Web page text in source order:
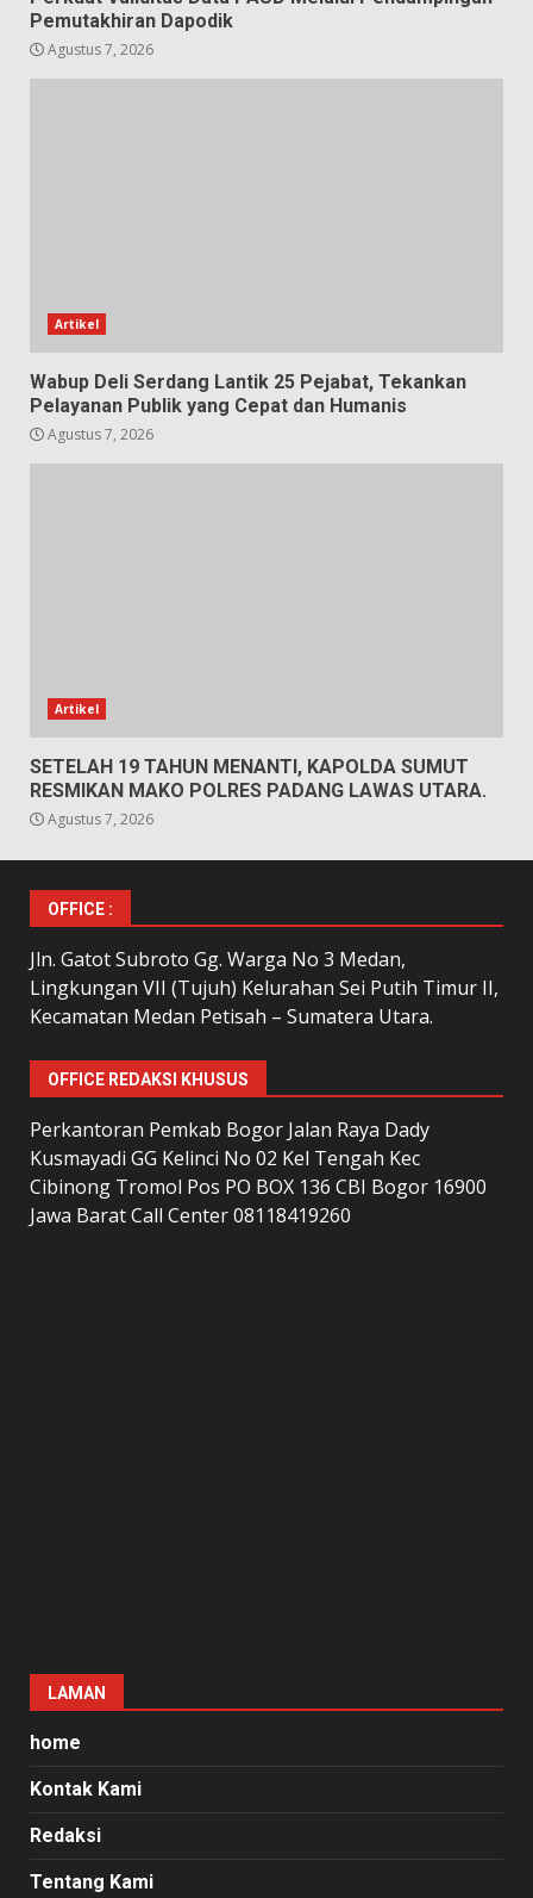
Pemutakhiran Dapodik
Agustus 7, 2026
Artikel
Wabup Deli Serdang Lantik 25 Pejabat, Tekankan
Pelayanan Publik yang Cepat dan Humanis
Agustus 7, 2026
Artikel
SETELAH 19 TAHUN MENANTI, KAPOLDA SUMUT
RESMIKAN MAKO POLRES PADANG LAWAS UTARA.
Agustus 7, 2026
OFFICE :
Jln. Gatot Subroto Gg. Warga No 3 Medan,
Lingkungan VII (Tujuh) Kelurahan Sei Putih Timur II,
Kecamatan Medan Petisah – Sumatera Utara.
OFFICE REDAKSI KHUSUS
Perkantoran Pemkab Bogor Jalan Raya Dady
Kusmayadi GG Kelinci No 02 Kel Tengah Kec
Cibinong Tromol Pos PO BOX 136 CBI Bogor 16900
Jawa Barat Call Center 08118419260
LAMAN
home
Kontak Kami
Redaksi
Tentang Kami